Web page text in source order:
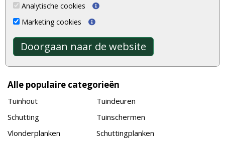
Analytische cookies
Marketing cookies
Doorgaan naar de website
De 9 beste tuinschermen van Onlinetuinhout.nl
Stijlvolle houtsoorten voor in de tuin
Duurzame tuin
Welke palen voor een schapenhek
Alle populaire categorieën
Tuinhout
Schutting
Vlonderplanken
Tuindeuren
Tuinschermen
Schuttingplanken